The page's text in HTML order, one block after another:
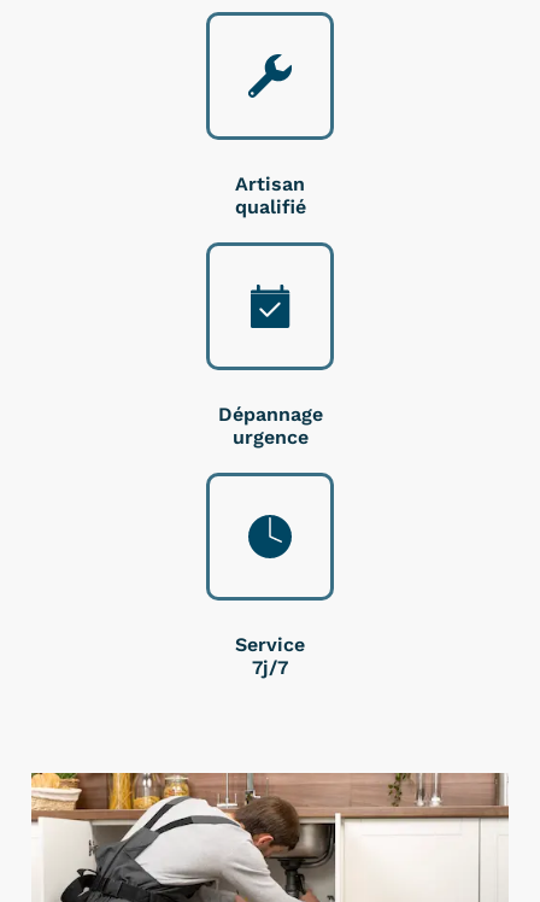
Artisan
qualifié
Dépannage
urgence
Service
7j/7